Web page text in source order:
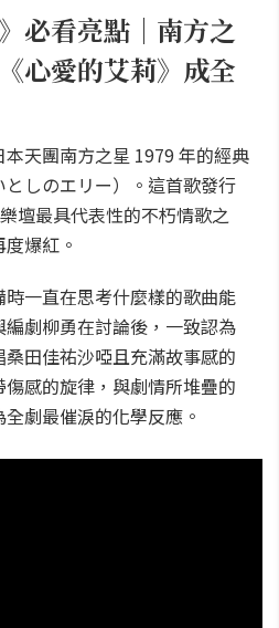
必看亮點｜南方之
心愛的艾莉》成全
天團南方之星 1979 年的經典
しのエリー）。這首歌發行
壇最具代表性的不朽情歌之
爆紅。
一直在思考什麼樣的歌曲能
劇柳勇在討論後，一致認為
田佳祐沙啞且充滿故事感的
感的旋律，與劇情所堆疊的
劇最催淚的化學反應。